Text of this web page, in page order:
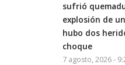
sufrió
explosión de
hubo dos
choque
7 agosto, 2026 -